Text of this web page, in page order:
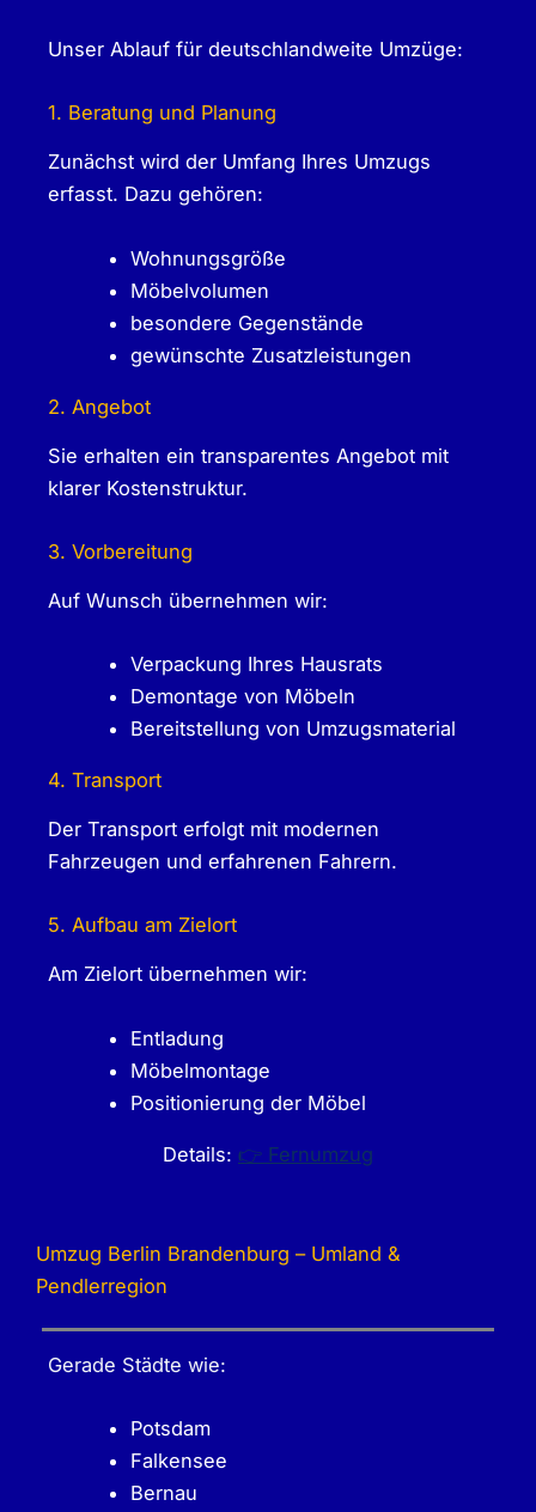
Unser Ablauf für deutschlandweite Umzüge:
1. Beratung und Planung
Zunächst wird der Umfang Ihres Umzugs
erfasst. Dazu gehören:
Wohnungsgröße
Möbelvolumen
besondere Gegenstände
gewünschte Zusatzleistungen
2. Angebot
Sie erhalten ein transparentes Angebot mit
klarer Kostenstruktur.
3. Vorbereitung
Auf Wunsch übernehmen wir:
Verpackung Ihres Hausrats
Demontage von Möbeln
Bereitstellung von Umzugsmaterial
4. Transport
Der Transport erfolgt mit modernen
Fahrzeugen und erfahrenen Fahrern.
5. Aufbau am Zielort
Am Zielort übernehmen wir:
Entladung
Möbelmontage
Positionierung der Möbel
Details: 👉 Fernumzug
Umzug Berlin Brandenburg – Umland &
Pendlerregion
Gerade Städte wie:
Potsdam
Falkensee
Bernau